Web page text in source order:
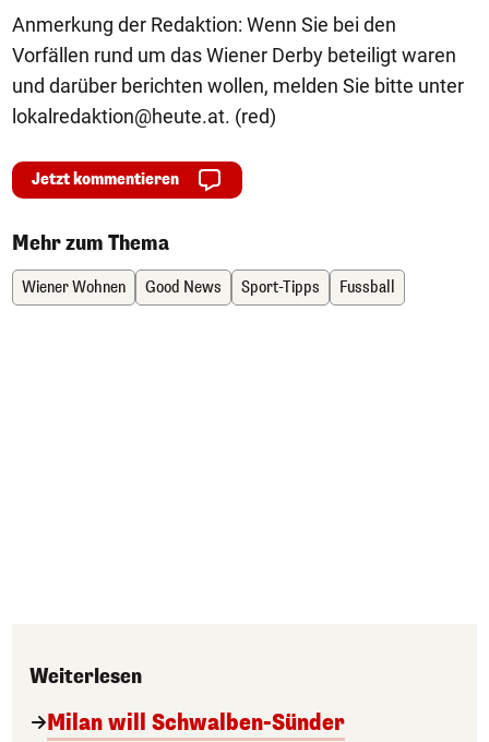
Anmerkung der Redaktion: Wenn Sie bei den
Vorfällen rund um das Wiener Derby beteiligt waren
und darüber berichten wollen, melden Sie bitte unter
lokalredaktion@heute.at. (red)
Jetzt kommentieren
Mehr zum Thema
Wiener Wohnen Good News Sport-Tipps Fussball
Weiterlesen
Milan will Schwalben-Sünder